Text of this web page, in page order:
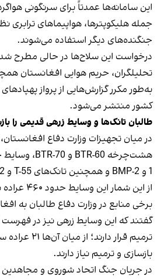
این سامانه‌ها عمدتاً برای سرنگونی
جمله هلیکوپترها، هواپیماهای ترابری
جنگنده‌های دیگر استفاده می‌شوند.
درخواست این سلاح‌ها در حالی مطرح
تحلیلگران، حریم هوایی افغانستان
به‌طور مکرر گزارش‌هایی از پرواز
کشور منتشر می‌شود.
طالبان تانک‌ها و وسایط زرهی قدیمی را
از این شمار این وسایط حدود ۴۶۰ عراده برآورد می‌شد.
برخی منابع در وزارت دفاع طالبان به
گفتند که این وسایط زرهی نیز در فهرست
ترمیم قرار
بازسازی و ترمیم نیاز دارند.
در جریان جنگ اتحاد شوروی و